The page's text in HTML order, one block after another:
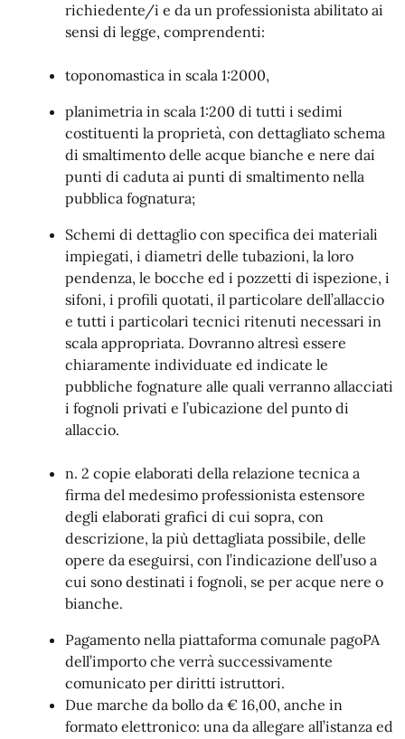
richiedente/i e da un professionista abilitato ai
sensi di legge, comprendenti:
toponomastica in scala 1:2000,
planimetria in scala 1:200 di tutti i sedimi
costituenti la proprietà, con dettagliato schema
di smaltimento delle acque bianche e nere dai
punti di caduta ai punti di smaltimento nella
pubblica fognatura;
Schemi di dettaglio con specifica dei materiali
impiegati, i diametri delle tubazioni, la loro
pendenza, le bocche ed i pozzetti di ispezione, i
sifoni, i profili quotati, il particolare dell’allaccio
e tutti i particolari tecnici ritenuti necessari in
scala appropriata. Dovranno altresì essere
chiaramente individuate ed indicate le
pubbliche fognature alle quali verranno allacciati
i fognoli privati e l’ubicazione del punto di
allaccio.
n. 2 copie elaborati della relazione tecnica a
firma del medesimo professionista estensore
degli elaborati grafici di cui sopra, con
descrizione, la più dettagliata possibile, delle
opere da eseguirsi, con l’indicazione dell’uso a
cui sono destinati i fognoli, se per acque nere o
bianche.
Pagamento nella piattaforma comunale pagoPA
dell’importo che verrà successivamente
comunicato per diritti istruttori.
Due marche da bollo da € 16,00, anche in
formato elettronico: una da allegare all’istanza ed